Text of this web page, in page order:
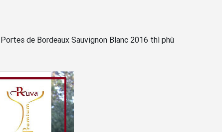
de Bordeaux Sauvignon Blanc 2016 thì phù